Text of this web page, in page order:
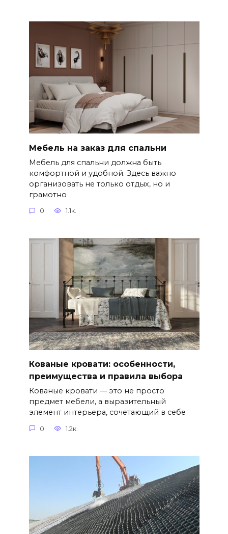
Мебель на заказ для спальни
Мебель для спальни должна быть
комфортной и удобной. Здесь важно
организовать не только отдых, но и
грамотно
0 1.1к.
Кованые кровати: особенности,
преимущества и правила выбора
Кованые кровати — это не просто
предмет мебели, а выразительный
элемент интерьера, сочетающий в себе
0 1.2к.